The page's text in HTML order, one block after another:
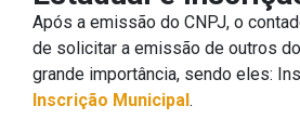
Após a emissão do CNPJ, o
de solicitar a emissão de outros
grande importância, sendo eles:
Inscrição Municipal.